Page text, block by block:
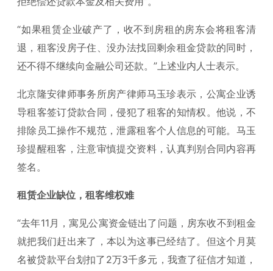
“如果租赁企业破产了，收不到房租的房东会将租客清
退，租客没房子住、没办法找回剩余租金贷款的同时，
还不得不继续向金融公司还款。”上述业内人士表示。
北京隆安律师事务所房产律师马玉珍表示，公寓企业诱
导租客签订贷款合同，侵犯了租客的知情权。他说，不
排除员工操作不规范，泄露租客个人信息的可能。马玉
珍提醒租客，注意审慎提交资料，认真判别合同内容再
签名。
租赁企业缺位，租客维权难
“去年11月，寓见公寓资金链出了问题，房东收不到租金
就把我们赶出来了，本以为这事已经结了。但这个月莫
名被贷款平台划扣了2万3千多元，我查了征信才知道，